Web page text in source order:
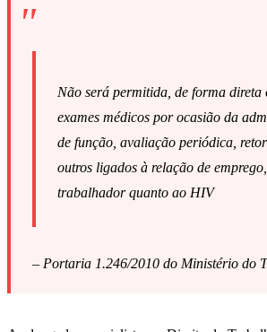
Não será permitida, de forma direta
exames médicos por ocasião da
de função, avaliação periódica,
outros ligados à relação de
trabalhador quanto ao HIV
– Portaria 1.246/2010 do Ministério do